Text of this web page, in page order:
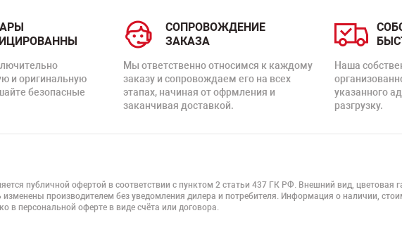
и оригинальную
безопасные
СОПРОВОЖДЕНИЕ
ЗАКАЗА
Мы ответственно относимся к каждому
заказу и сопровождаем его на всех
этапах, начиная от офрмления и
заканчивая доставкой.
Наша
указанного
разгрузку.
публичной офертой в соответствии с пунктом 2 статьи 437 ГК РФ. Внешний вид, цветовая
производителем без уведомления дилера и потребителя. Информация о наличии,
в персональной оферте в виде счёта или договора.